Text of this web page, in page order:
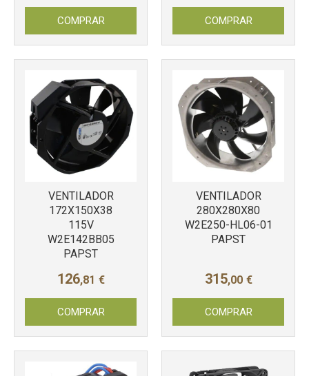
COMPRAR COMPRAR
VENTILADOR
172X150X38
115V
W2E142BB05
PAPST
126,81 €
COMPRAR
VENTILADOR
280X280X80
W2E250-HL06-01
PAPST
315,00 €
COMPRAR
Más info